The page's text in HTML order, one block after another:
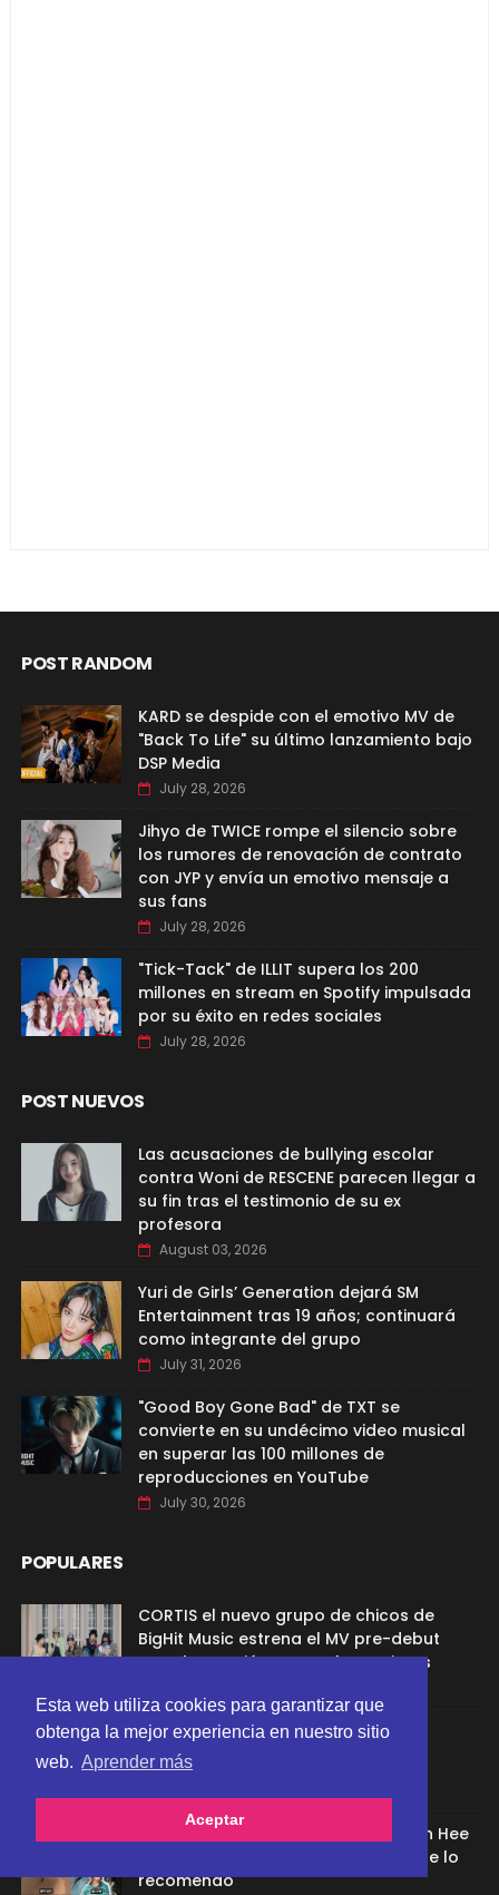
Esta web utiliza cookies para garantizar que
obtenga la mejor experiencia en nuestro sitio
web. Aprender más
Aceptar
POST RANDOM
KARD se despide con el emotivo MV de
"Back To Life" su último lanzamiento bajo
DSP Media
July 28, 2026
Jihyo de TWICE rompe el silencio sobre
los rumores de renovación de contrato
con JYP y envía un emotivo mensaje a
sus fans
July 28, 2026
"Tick-Tack" de ILLIT supera los 200
millones en stream en Spotify impulsada
por su éxito en redes sociales
July 28, 2026
POST NUEVOS
Las acusaciones de bullying escolar
contra Woni de RESCENE parecen llegar a
su fin tras el testimonio de su ex
profesora
August 03, 2026
Yuri de Girls’ Generation dejará SM
Entertainment tras 19 años; continuará
como integrante del grupo
July 31, 2026
"Good Boy Gone Bad" de TXT se
convierte en su undécimo video musical
en superar las 100 millones de
reproducciones en YouTube
July 30, 2026
POPULARES
CORTIS el nuevo grupo de chicos de
BigHit Music estrena el MV pre-debut
para la canción “GO!” y los netizens
Sana de TWICE aclaró el rumor de
relación con G-Dragon
Ex aprendíz de ADOR afirmó que Min Hee
Jin la despidió porque su chamán se lo
recomendó